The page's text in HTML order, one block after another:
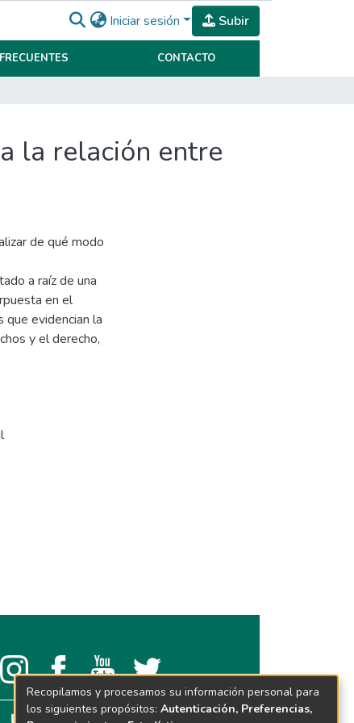
Iniciar sesión Subir
CONTACTO
la relación entre
de qué modo
a raíz de una
en el
evidencian la
y el derecho,
Recopilamos y procesamos su información personal para
los siguientes propósitos: Autenticación, Preferencias,